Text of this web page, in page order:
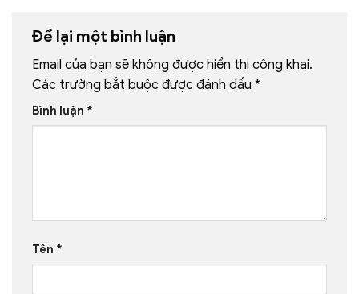
Để lại một bình luận
Email của bạn sẽ không được hiển thị công khai.
Các trường bắt buộc được đánh dấu *
Bình luận *
Tên *